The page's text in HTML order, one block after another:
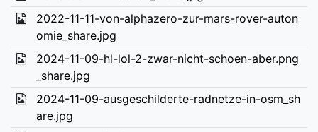
2022-11-11-von-alphazero-zur-mars-rover-auton
omie_share.jpg
2024-11-09-hl-lol-2-zwar-nicht-schoen-aber.png
_share.jpg
2024-11-09-ausgeschilderte-radnetze-in-osm_sh
are.jpg